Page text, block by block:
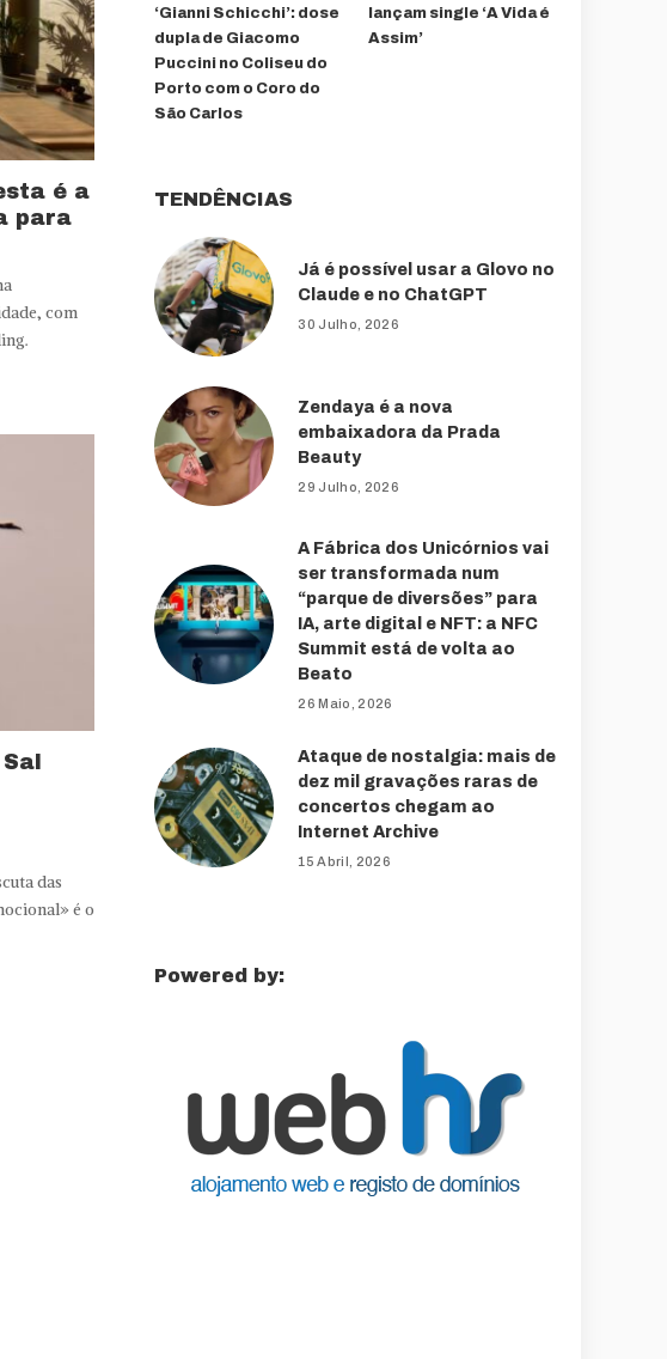
é a
para
com
das
é o
‘Gianni Schicchi’: dose
dupla de Giacomo
Puccini no Coliseu do
Porto com o Coro do
São Carlos
lançam single ‘A Vida é
Assim’
TENDÊNCIAS
Já é possível usar a Glovo no
Claude e no ChatGPT
30 Julho, 2026
Zendaya é a nova
embaixadora da Prada
Beauty
29 Julho, 2026
A Fábrica dos Unicórnios vai
ser transformada num
“parque de diversões” para
IA, arte digital e NFT: a NFC
Summit está de volta ao
Beato
26 Maio, 2026
Ataque de nostalgia: mais de
dez mil gravações raras de
concertos chegam ao
Internet Archive
15 Abril, 2026
Powered by: